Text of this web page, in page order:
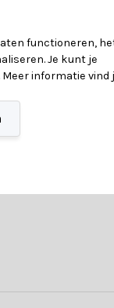
functioneren,
Je kunt je
informatie vind